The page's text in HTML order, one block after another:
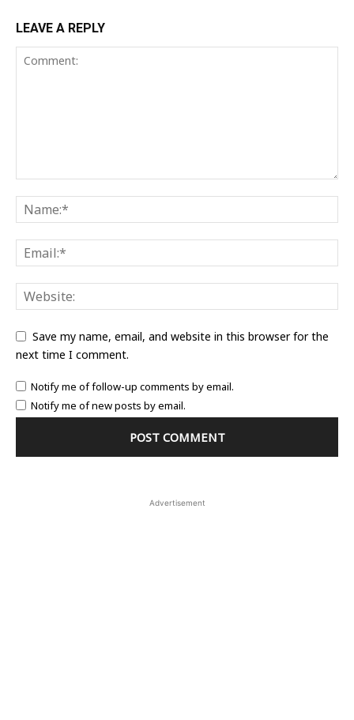
LEAVE A REPLY
Save my name, email, and website in this browser for the
next time I comment.
Notify me of follow-up comments by email.
Notify me of new posts by email.
Advertisement